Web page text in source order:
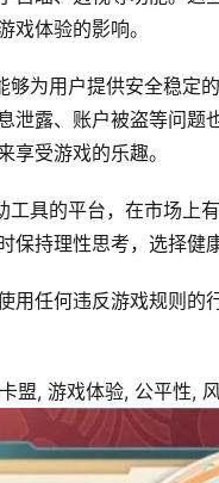
体验的影响。
够为用户提供安全稳定
泄露、账户被盗等问
受游戏的乐趣。
工具的平台，在市场上
持理性思考，选择健
用任何违反游戏规则的
盟, 游戏体验, 公平性,